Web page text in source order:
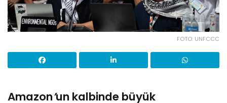
FOTO: UNFCCC
Amazon’un kalbinde büyük